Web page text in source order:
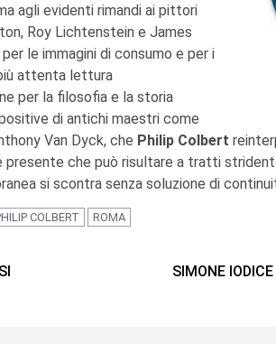
agli evidenti rimandi ai pittori
Roy Lichtenstein e James
le immagini di consumo e per i
attenta lettura
per la filosofia e la storia
di antichi maestri come
Van Dyck, che Philip Colbert
presente che può risultare a tratti
si scontra senza soluzione di
COLBERT ROMA
SIMONE